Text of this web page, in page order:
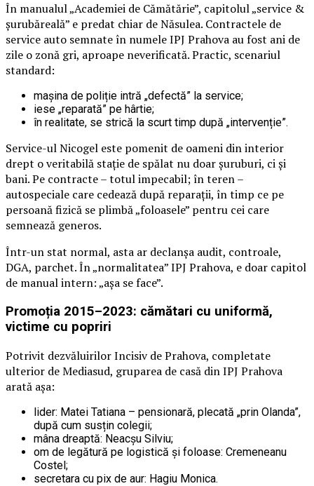
În manualul „Academiei de Cămătărie”, capitolul „service &
șurubăreală” e predat chiar de Năsulea. Contractele de
service auto semnate în numele IPJ Prahova au fost ani de
zile o zonă gri, aproape neverificată. Practic, scenariul
standard:
mașina de poliție intră „defectă” la service;
iese „reparată” pe hârtie;
în realitate, se strică la scurt timp după „intervenție”.
Service-ul Nicogel este pomenit de oameni din interior
drept o veritabilă stație de spălat nu doar șuruburi, ci și
bani. Pe contracte – totul impecabil; în teren –
autospeciale care cedează după reparații, în timp ce pe
persoană fizică se plimbă „foloasele” pentru cei care
semnează generos.
Într-un stat normal, asta ar declanșa audit, controale,
DGA, parchet. În „normalitatea” IPJ Prahova, e doar capitol
de manual intern: „așa se face”.
Promoția 2015–2023: cămătari cu uniformă,
victime cu popriri
Potrivit dezvăluirilor Incisiv de Prahova, completate
ulterior de Mediasud, gruparea de casă din IPJ Prahova
arată așa:
lider: Matei Tatiana – pensionară, plecată „prin Olanda”,
după cum susțin colegii;
mâna dreaptă: Neacșu Silviu;
om de legătură pe logistică și foloase: Cremeneanu
Costel;
secretara cu pix de aur: Hagiu Monica.